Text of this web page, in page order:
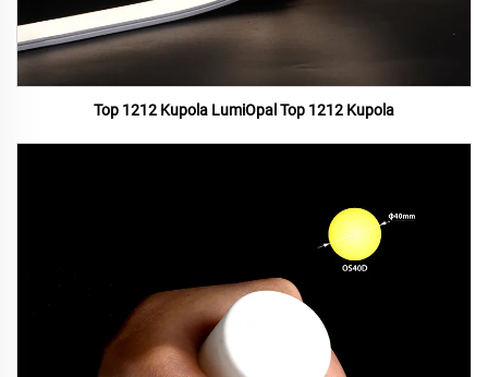
Top 1212 Kupola LumiOpal Top 1212 Kupola